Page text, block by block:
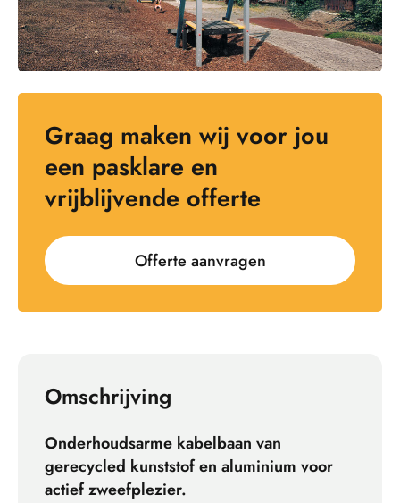
Graag maken wij voor jou
een pasklare en
vrijblijvende offerte
Offerte aanvragen
Omschrijving
Onderhoudsarme kabelbaan van
gerecycled kunststof en aluminium voor
actief zweefplezier.